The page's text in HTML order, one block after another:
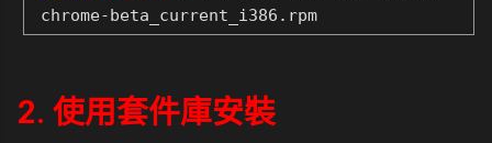
chrome-beta_current_i386.rpm
2. 使用套件庫安裝